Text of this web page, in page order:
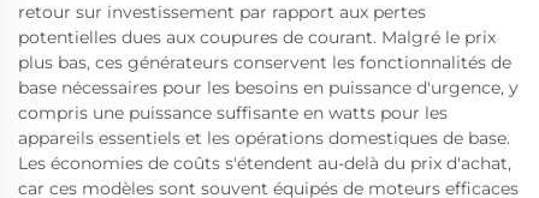
retour sur investissement par rapport aux pertes
potentielles dues aux coupures de courant. Malgré le prix
plus bas, ces générateurs conservent les fonctionnalités de
base nécessaires pour les besoins en puissance d'urgence, y
compris une puissance suffisante en watts pour les
appareils essentiels et les opérations domestiques de base.
Les économies de coûts s'étendent au-delà du prix d'achat,
car ces modèles sont souvent équipés de moteurs efficaces